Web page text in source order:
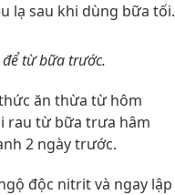
lạ sau khi dùng bữa tối.
từ bữa trước.
ăn thừa từ hôm
rau từ bữa trưa hâm
2 ngày trước.
độc nitrit và ngay lập